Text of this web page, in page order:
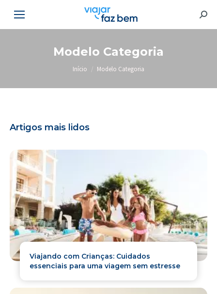
Modelo Categoria
Você está aqui:
Início Modelo Categoria
Artigos mais lidos
Viajando com Crianças: Cuidados
essenciais para uma viagem sem estresse